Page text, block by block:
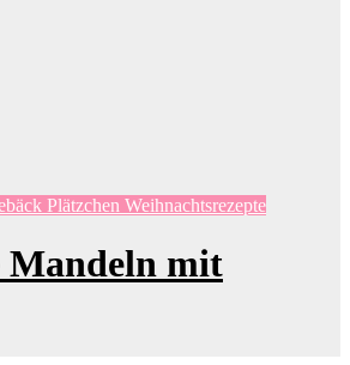
Plätzchen Weihnachtsrezepte
Mandeln mit